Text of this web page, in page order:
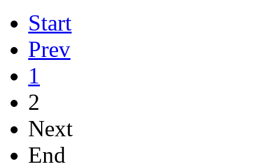
Start
Prev
1
2
Next
End